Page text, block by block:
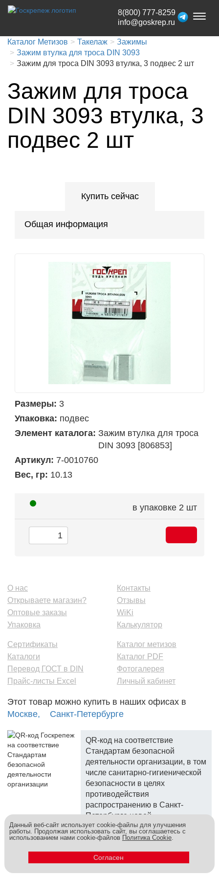
Toggle
8(800) 777-8259
info@goskrep.ru
Каталог Метизов Такелаж
Зажимы
Зажим втулка для троса DIN 3093
Зажим для троса DIN 3093 втулка, 3 подвес 2 шт
Зажим для троса
DIN 3093 втулка, 3
подвес 2 шт
Купить сейчас
Общая информация
Размеры: 3
Упаковка: подвес
Элемент каталога: Зажим втулка для троса
DIN 3093 [806853]
Артикул: 7-0010760
Вес, гр: 10.13
в упаковке 2 шт
О нас
Открываете магазин?
Оптовые заказы
Упаковка
Контакты
Отзывы
WiKi
Калькулятор
Сертификаты
Каталоги
Перевод ГОСТ в DIN
Прайс-листы Excel
Каталог метизов
Каталог PDF
Фотогалерея
Личный кабинет
Этот товар можно купить в наших офисах в
Москве,
Санкт-Петербурге
QR-код на соответствие
Стандартам безопасной
деятельности организации, в том
числе санитарно-гигиенической
безопасности в целях
противодействия
распространению в Санкт-
Петербурге новой
коронавирусной инфекции.
Метизы и крепеж оптом - это к нам! © 2026
Данный веб-сайт использует cookie-файлы для улучшения
работы. Продолжая использовать сайт, вы соглашаетесь с
использованием нами cookie-файлов Политика Cookie.
Согласен